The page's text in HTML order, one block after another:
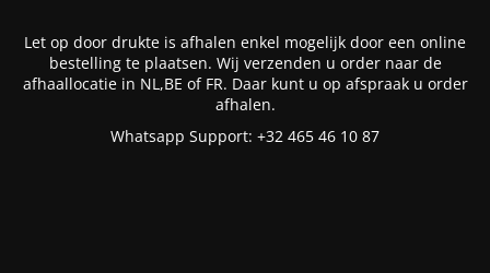
Let op door drukte is afhalen enkel mogelijk door een online
bestelling te plaatsen. Wij verzenden u order naar de
afhaallocatie in NL,BE of FR. Daar kunt u op afspraak u order
afhalen.
Whatsapp Support: +32 465 46 10 87